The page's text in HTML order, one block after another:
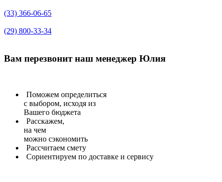
(33) 366-06-65
(29) 800-33-34
Вам перезвонитнаш менеджер Юлия
Поможем определиться
с выбором, исходя из
Вашего бюджета
Расскажем,
на чем
можно сэкономить
Рассчитаем смету
Сориентируем по доставке и сервису